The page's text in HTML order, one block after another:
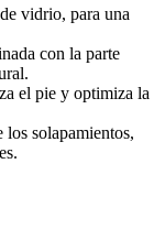
vidrio, para una
con la parte
el pie y optimiza la
los solapamientos,